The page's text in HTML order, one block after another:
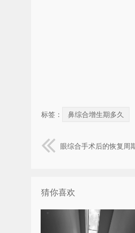
标签： 鼻综合增生期多久
眼综合手术后的恢复周
猜你喜欢